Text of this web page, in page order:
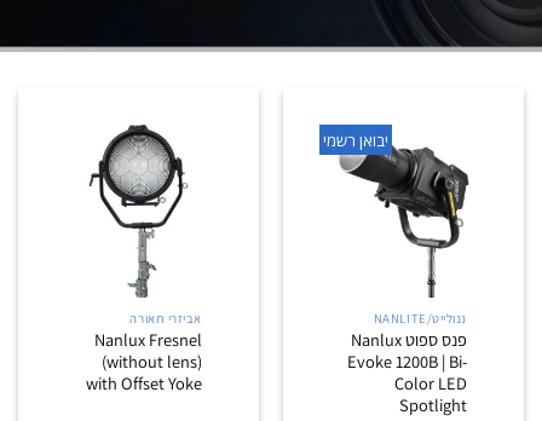
יבואן רשמי
ננולייט/NANLITE
פנס ספוט Nanlux
Evoke 1200B | Bi-
Color LED
Spotlight
אביזרי תאורה
Nanlux Fresnel
(without lens)
with Offset Yoke